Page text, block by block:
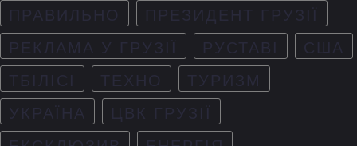
ПРАВИЛЬНО
ПРЕЗИДЕНТ ГРУЗІЇ
РЕКЛАМА У ГРУЗІЇ
РУСТАВІ
США
ТБІЛІСІ
ТЕХНО
ТУРИЗМ
УКРАЇНА
ЦВК ГРУЗІЇ